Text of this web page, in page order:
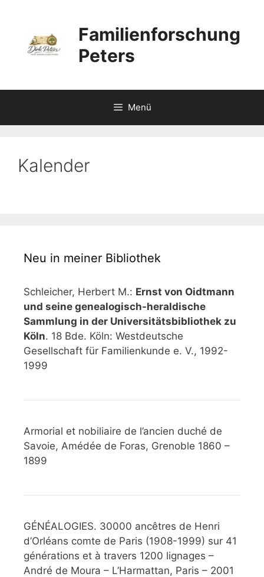
springen
Familienforschung
Peters
Menü
Kalender
Neu in meiner Bibliothek
Schleicher, Herbert M.: Ernst von Oidtmann
und seine genealogisch-heraldische
Sammlung in der Universitätsbibliothek zu
Köln. 18 Bde. Köln: Westdeutsche
Gesellschaft für Familienkunde e. V., 1992-
1999
Armorial et nobiliaire de l’ancien duché de
Savoie, Amédée de Foras, Grenoble 1860 –
1899
GÉNÉALOGIES. 30000 ancêtres de Henri
d’Orléans comte de Paris (1908-1999) sur 41
générations et à travers 1200 lignages –
André de Moura – L’Harmattan, Paris – 2001